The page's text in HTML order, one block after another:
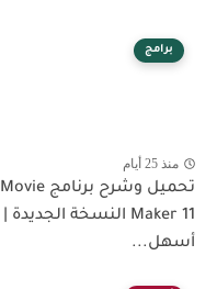
برامج
منذ 25 أيام
تحميل وشرح برنامج Movie
Maker 11 النسخة الجديدة |
أسهل...